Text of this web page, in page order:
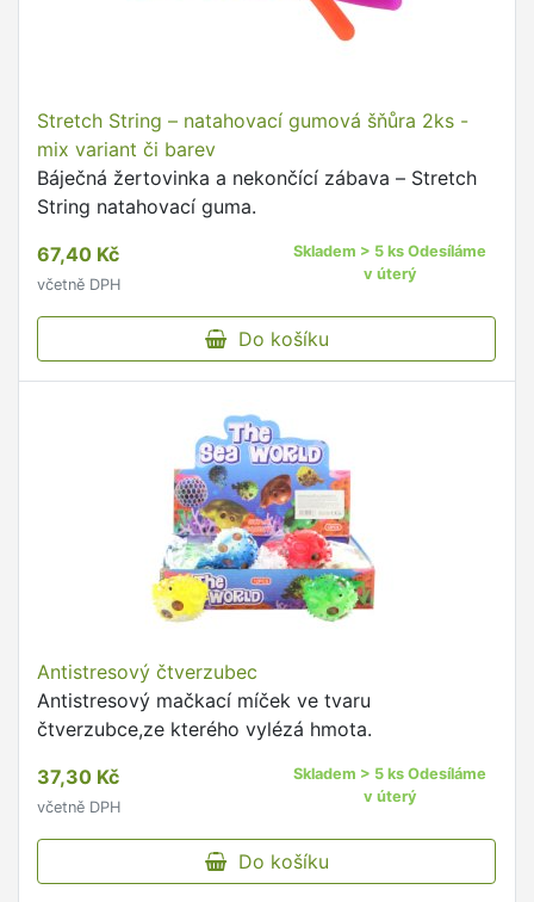
Stretch String – natahovací gumová šňůra 2ks -
mix variant či barev
Báječná žertovinka a nekončící zábava – Stretch
String natahovací guma.
67,40 Kč
včetně DPH
Skladem > 5 ks Odesíláme
v úterý
Do košíku
Antistresový čtverzubec
Antistresový mačkací míček ve tvaru
čtverzubce,ze kterého vylézá hmota.
37,30 Kč
včetně DPH
Skladem > 5 ks Odesíláme
v úterý
Do košíku